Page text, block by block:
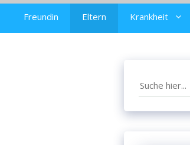
Freundin Eltern Krankheit
Search